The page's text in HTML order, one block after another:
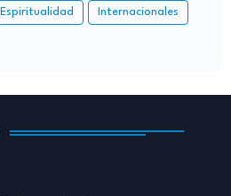
Espiritualidad Internacionales